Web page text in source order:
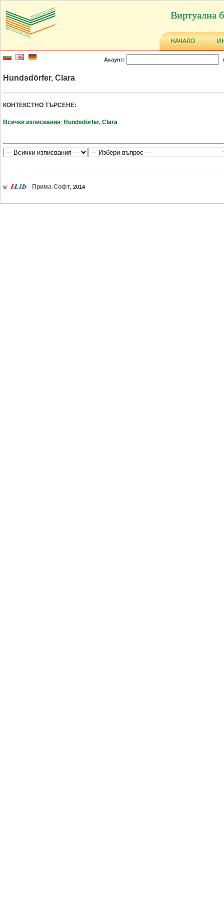
Виртуална
НАЧАЛО
Акаунт:
Hundsdörfer, Clara
КОНТЕКСТНО ТЪРСЕНЕ:
Всички изписвания; Hundsdörfer, Clara
© Прима-Софт, 2014